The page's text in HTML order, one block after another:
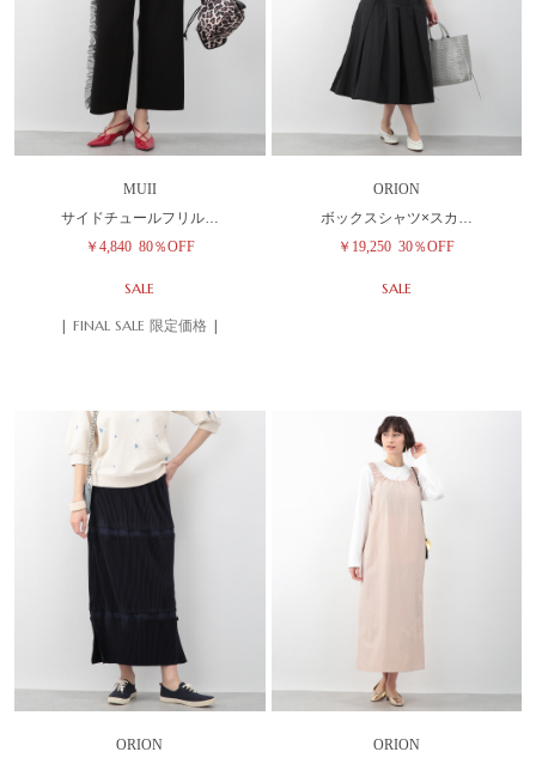
MUII
サイドチュールフリル…
￥4,840 80％OFF
SALE
| FINAL SALE 限定価格 |
ORION
ボックスシャツ×スカ…
￥19,250 30％OFF
SALE
ORION
ORION